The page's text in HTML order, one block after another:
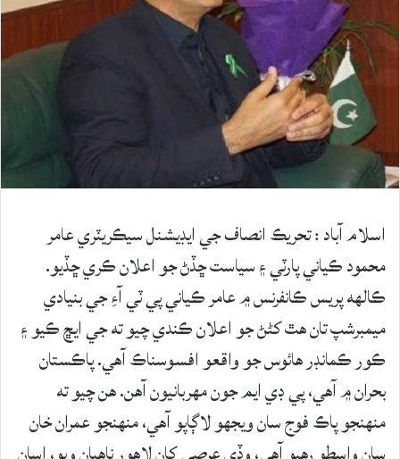
اسلام آباد : تحريڪ انصاف جي ايڊيشنل سيڪريٽري عامر
محمود ڪياني پارٽي ۽ سياست ڇڏڻ جو اعلان ڪري ڇڏيو.
ڪالهه پريس ڪانفرنس ۾ عامر ڪياني پي ٽي آءِ جي بنيادي
ميمبرشپ تان هٿ کڻڻ جو اعلان ڪندي چيو ته جي ايڇ ڪيو ۽
ڪور ڪمانڊر هائوس جو واقعو افسوسناڪ آهي. پاڪستان
بحران ۾ آهي، پي ڊي ايم جون مهربانيون آهن. هن چيو ته
منهنجو پاڪ فوج سان ويجهو لاڳاپو آهي، منهنجو عمران خان